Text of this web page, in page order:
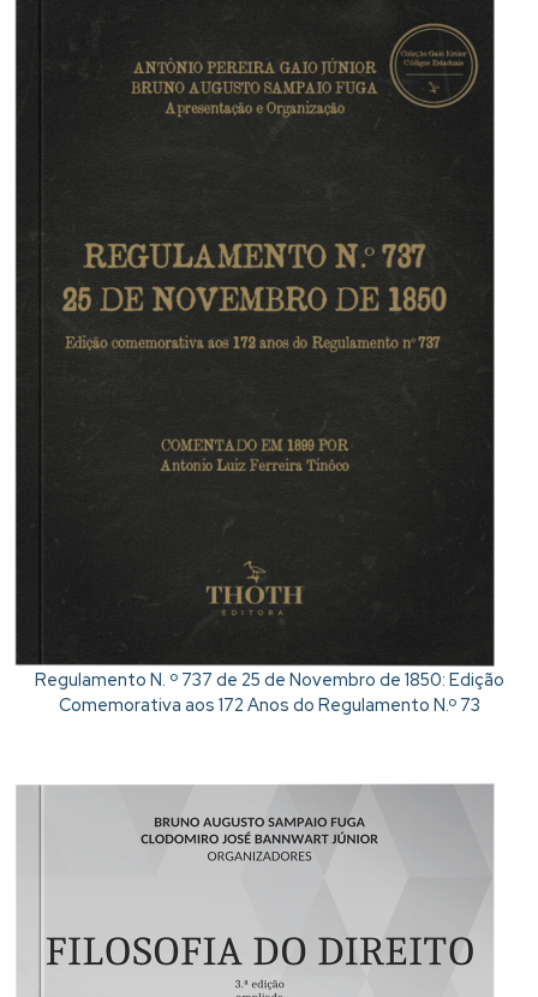
Regulamento N. º 737 de 25 de Novembro de 1850: Edição
Comemorativa aos 172 Anos do Regulamento N.º 73